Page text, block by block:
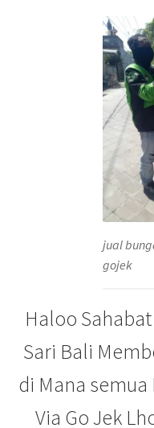
jual
gojek
Haloo
Sari Bali
di Mana
Via Go Jek